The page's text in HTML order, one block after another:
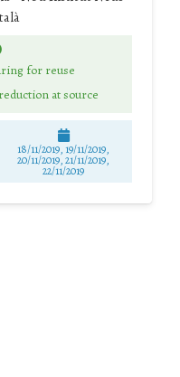
for reuse
at source
18/11/2019, 19/11/2019,
20/11/2019, 21/11/2019,
22/11/2019